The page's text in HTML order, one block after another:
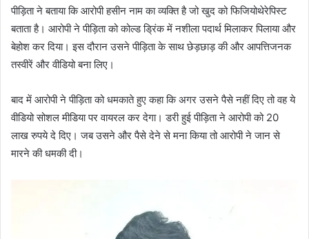
पीड़िता ने बताया कि आरोपी हसीन नाम का व्यक्ति है जो खुद को फिजियोथेरेपिस्ट
बताता है। आरोपी ने पीड़िता को कोल्ड ड्रिंक में नशीला पदार्थ मिलाकर पिलाया और
बेहोश कर दिया। इस दौरान उसने पीड़िता के साथ छेड़छाड़ की और आपत्तिजनक
तस्वीरें और वीडियो बना लिए।
बाद में आरोपी ने पीड़िता को धमकाते हुए कहा कि अगर उसने पैसे नहीं दिए तो वह ये
वीडियो सोशल मीडिया पर वायरल कर देगा। डरी हुई पीड़िता ने आरोपी को 20
लाख रुपये दे दिए। जब उसने और पैसे देने से मना किया तो आरोपी ने जान से
मारने की धमकी दी।